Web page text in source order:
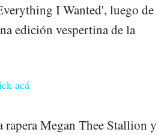
I Wanted', luego de
edición vespertina de la
acá
Megan Thee Stallion y